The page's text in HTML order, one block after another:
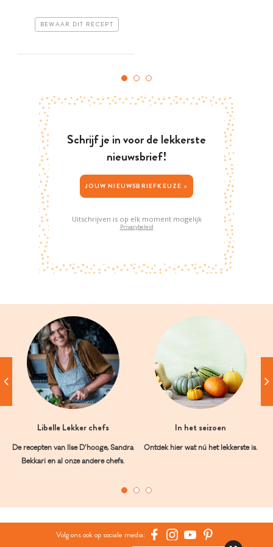
BEWAAR DIT RECEPT
Schrijf je in voor de lekkerste
nieuwsbrief!
JOUW NIEUWSBRIEFKEUZE >
Uitschrijven is op elk moment mogelijk
Privacybeleid
Libelle Lekker chefs
De recepten van Ilse D’hooge, Sandra
Bekkari en al onze andere chefs.
In het seizoen
Ontdek hier wat nú het lekkerste is.
Volg ons ook op sociale media: